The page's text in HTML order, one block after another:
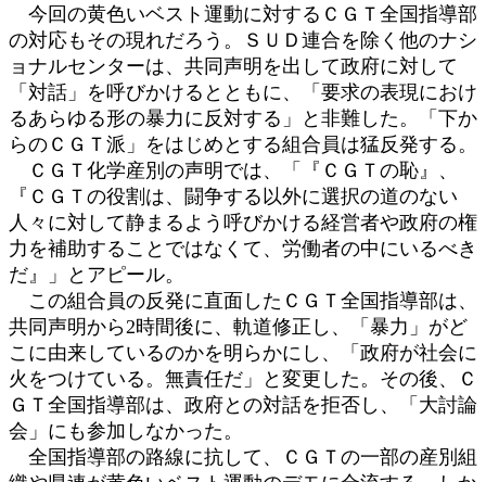
今回の黄色いベスト運動に対するＣＧＴ全国指導部
の対応もその現れだろう。ＳＵＤ連合を除く他のナシ
ョナルセンターは、共同声明を出して政府に対して
「対話」を呼びかけるとともに、「要求の表現におけ
るあらゆる形の暴力に反対する」と非難した。「下か
らのＣＧＴ派」をはじめとする組合員は猛反発する。
ＣＧＴ化学産別の声明では、「『ＣＧＴの恥』、
『ＣＧＴの役割は、闘争する以外に選択の道のない
人々に対して静まるよう呼びかける経営者や政府の権
力を補助することではなくて、労働者の中にいるべき
だ』」とアピール。
この組合員の反発に直面したＣＧＴ全国指導部は、
共同声明から2時間後に、軌道修正し、「暴力」がど
こに由来しているのかを明らかにし、「政府が社会に
火をつけている。無責任だ」と変更した。その後、Ｃ
ＧＴ全国指導部は、政府との対話を拒否し、「大討論
会」にも参加しなかった。
全国指導部の路線に抗して、ＣＧＴの一部の産別組